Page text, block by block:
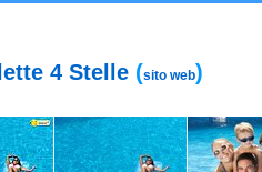
4 Stelle (sito web)